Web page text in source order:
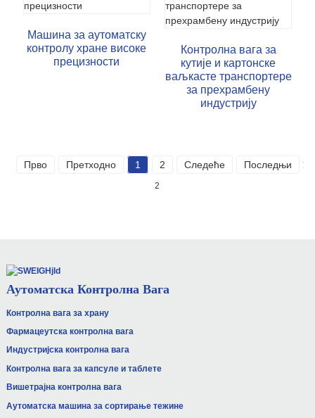
Машина за аутоматску
контролу хране високе
прецизности
Контролна вага за
кутије и картонске
ваљкасте транспортере
за прехрамбену
индустрију
Прво Претходно 1 2 Следеће Последњи
2
Аутоматска Контролна Вага
Контролна вага за храну
Фармацеутска контролна вага
Индустријска контролна вага
Контролна вага за капсуле и таблете
Вишетрајна контролна вага
Аутоматска машина за сортирање тежине